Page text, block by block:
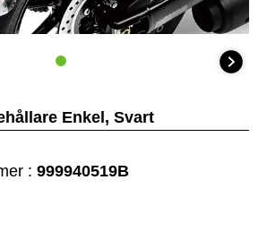
Enkel, Svart
: 999940519B